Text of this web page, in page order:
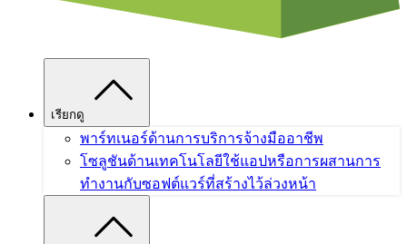
เรียกดู
พาร์ทเนอร์ด้านการบริการจ้างมืออาชีพ
โซลูชันด้านเทคโนโลยีใช้แอปหรือการผสานการ
ทำงานกับซอฟต์แวร์ที่สร้างไว้ล่วงหน้า